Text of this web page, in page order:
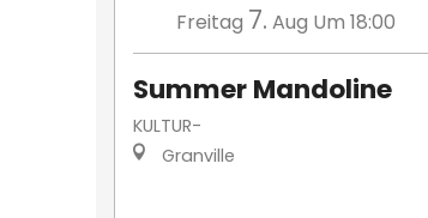
Freitag 7. Aug Um 18:00
Summer Mandoline
KULTUR-
Granville